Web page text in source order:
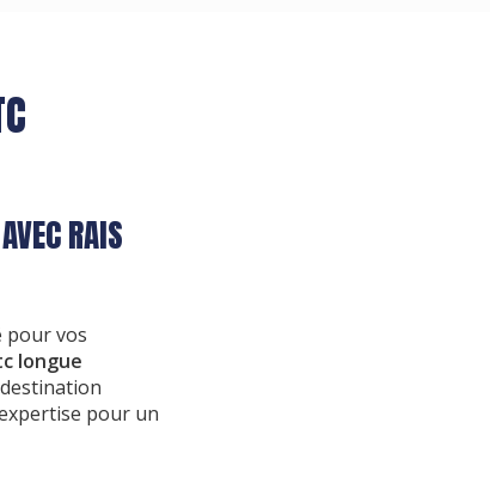
RAIS
pour vos
longue
pour un